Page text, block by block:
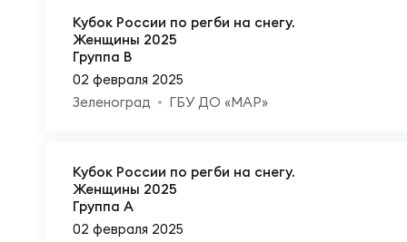
Кубок России по регби на снегу.
Женщины 2025
Группа B
02 февраля 2025
Зеленоград
ГБУ ДО «МАР»
Кубок России по регби на снегу.
Женщины 2025
Группа A
02 февраля 2025